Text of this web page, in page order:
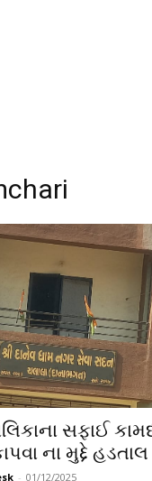
સફાઈ
ના મુદ્દે હડતાલ
- 01/12/2025